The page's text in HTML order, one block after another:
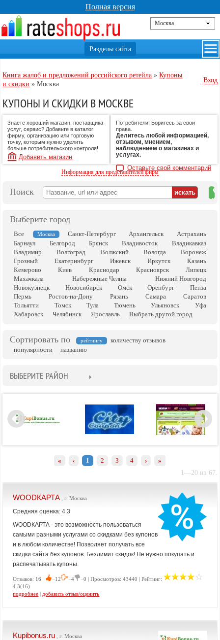
Полная версия
Книга жалоб и предложений российского ретейла »Купоны
и скидки »Москва
Вход
КУПОНЫ И СКИДКИ В МОСКВЕ
Знаете хороший магазин, поставщика
услуг, сервис? Добавьте в каталог
фирму, организацию или торговую
точку, которым нужно уделить
больше потребительского контроля!
Добавить магазин
Потребители! Боритесь за свои
права.
Делитесь любой информацией,
отзывом, мнением,
наблюдением о магазинах и
услугах.
Оставьте свой комментарий
Информация для представителей фирм
Поиск
на
Выберите город
Все Москва Санкт-Петербург Архангельск
Астрахань
Барнаул
Белгород Брянск Владивосток
Владикавказ
Владимир
Волгоград Волжский Вологда
Воронеж
Грозный
Екатеринбург Ижевск Иркутск
Казань
Кемерово
Киев Краснодар Красноярск
Липецк
Махачкала
Набережные Челны
Нижний Новгород
Новокузнецк
Новосибирск Омск Оренбург
Пенза
Пермь
Ростов-на-Дону Рязань Самара
Саратов
Тольятти
Томск Тула Тюмень Ульяновск
Уфа
Хабаровск
Челябинск Ярославль Выбрать другой город
Сортировать по рейтингу
количеству отзывов
популярности
названию
ВЫБЕРИТЕ РАЙОН
« ‹ 1 2 3 4 ›
»
1—20 из 67.
WOODКАРТА , г. Москва
Средняя оценка: 4.3
WOODКАРТА - это возможность пользоваться
самыми разными услугами со скидками без купонов
и в любом количестве! Позволяет получать все
скидки сайта без купонов. Безлимит скидок! Не нужно покупать и
распечатывать купоны.
Отзывов: 16 −12 −4
−0 | Просмотров: 43440 | Рейтинг:
4.3(16)
подробнее | добавить отзыв/оценить
Kupibonus.ru , г. Москва